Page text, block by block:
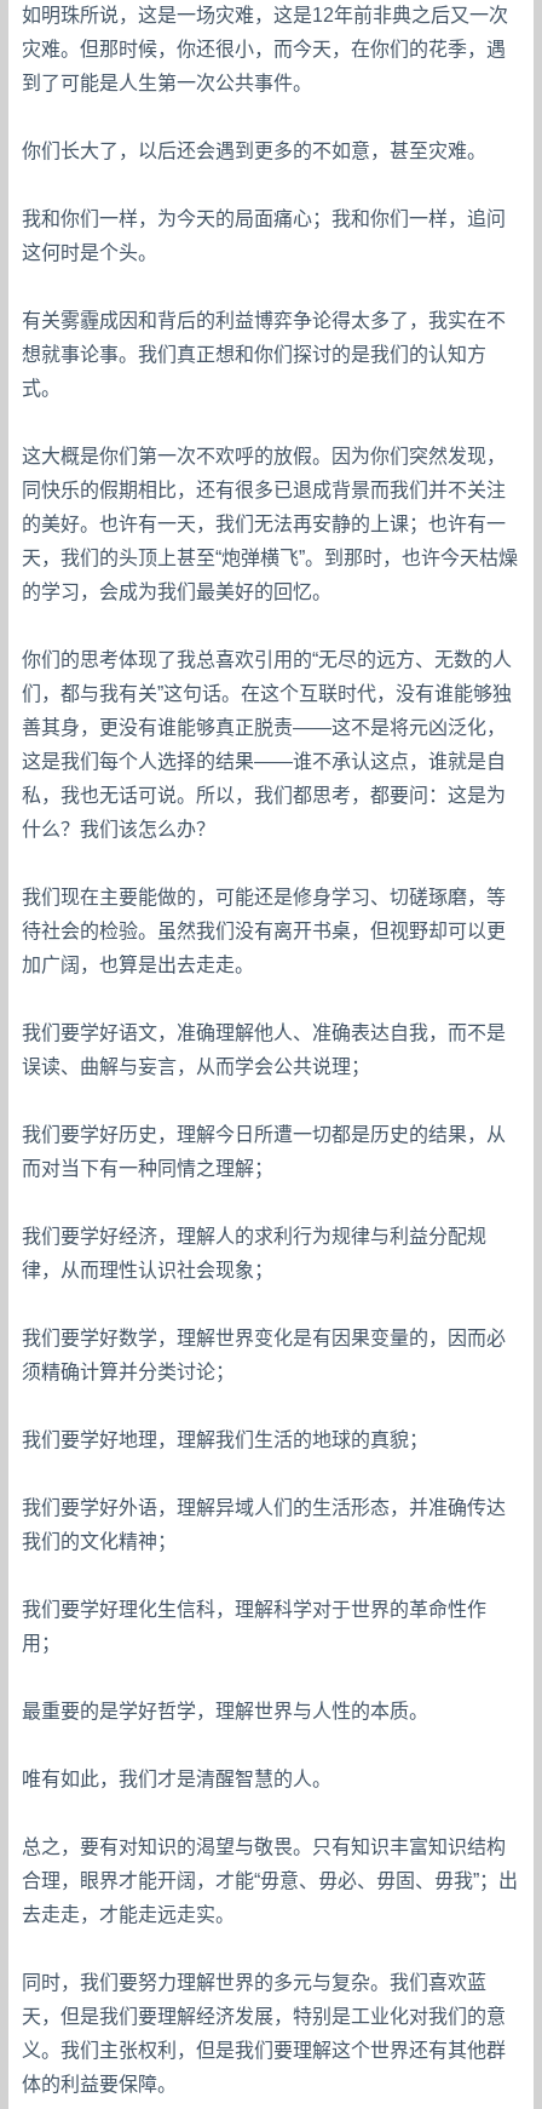
如明珠所说，这是一场灾难，这是12年前非典之后又一次
灾难。但那时候，你还很小，而今天，在你们的花季，遇
到了可能是人生第一次公共事件。
你们长大了，以后还会遇到更多的不如意，甚至灾难。
我和你们一样，为今天的局面痛心；我和你们一样，追问
这何时是个头。
有关雾霾成因和背后的利益博弈争论得太多了，我实在不
想就事论事。我们真正想和你们探讨的是我们的认知方
式。
这大概是你们第一次不欢呼的放假。因为你们突然发现，
同快乐的假期相比，还有很多已退成背景而我们并不关注
的美好。也许有一天，我们无法再安静的上课；也许有一
天，我们的头顶上甚至“炮弹横飞”。到那时，也许今天枯燥
的学习，会成为我们最美好的回忆。
你们的思考体现了我总喜欢引用的“无尽的远方、无数的人
们，都与我有关”这句话。在这个互联时代，没有谁能够独
善其身，更没有谁能够真正脱责——这不是将元凶泛化，
这是我们每个人选择的结果——谁不承认这点，谁就是自
私，我也无话可说。所以，我们都思考，都要问：这是为
什么？我们该怎么办？
我们现在主要能做的，可能还是修身学习、切磋琢磨，等
待社会的检验。虽然我们没有离开书桌，但视野却可以更
加广阔，也算是出去走走。
我们要学好语文，准确理解他人、准确表达自我，而不是
误读、曲解与妄言，从而学会公共说理；
我们要学好历史，理解今日所遭一切都是历史的结果，从
而对当下有一种同情之理解；
我们要学好经济，理解人的求利行为规律与利益分配规
律，从而理性认识社会现象；
我们要学好数学，理解世界变化是有因果变量的，因而必
须精确计算并分类讨论；
我们要学好地理，理解我们生活的地球的真貌；
我们要学好外语，理解异域人们的生活形态，并准确传达
我们的文化精神；
我们要学好理化生信科，理解科学对于世界的革命性作
用；
最重要的是学好哲学，理解世界与人性的本质。
唯有如此，我们才是清醒智慧的人。
总之，要有对知识的渴望与敬畏。只有知识丰富知识结构
合理，眼界才能开阔，才能“毋意、毋必、毋固、毋我”；出
去走走，才能走远走实。
同时，我们要努力理解世界的多元与复杂。我们喜欢蓝
天，但是我们要理解经济发展，特别是工业化对我们的意
义。我们主张权利，但是我们要理解这个世界还有其他群
体的利益要保障。